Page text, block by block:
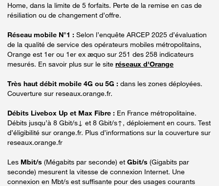
Home, dans la limite de 5 forfaits. Perte de la remise en cas de
résiliation ou de changement d’offre.
Réseau mobile N°1 : Selon l’enquête ARCEP 2025 d’évaluation
de la qualité de service des opérateurs mobiles métropolitains,
Orange est 1er ou 1er ex æquo sur 251 des 258 indicateurs
mesurés. En savoir plus sur le site réseaux d'Orange
Très haut débit mobile 4G ou 5G : dans les zones déployées.
Couverture sur reseaux.orange.fr.
Débits Livebox Up et Max Fibre : En France métropolitaine.
Débits jusqu’à 8 Gbit/s↓ et 8 Gbit/s↑, déploiement en cours. Test
d’éligibilité sur orange.fr. Plus d’informations sur la couverture sur
reseaux.orange.fr
Les Mbit/s (Mégabits par seconde) et Gbit/s (Gigabits par
seconde) mesurent la vitesse de connexion Internet. Une
connexion en Mbt/s est suffisante pour des usages courants